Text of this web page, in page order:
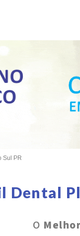
Sul PR
Dental
O